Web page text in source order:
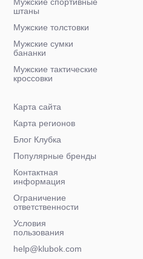
штаны
Мужские толстовки
Мужские сумки
бананки
Мужские тактические
кроссовки
Карта сайта
Карта регионов
Блог Клубка
Популярные бренды
Контактная
информация
Ограничение
ответственности
Условия
пользования
help@klubok.com